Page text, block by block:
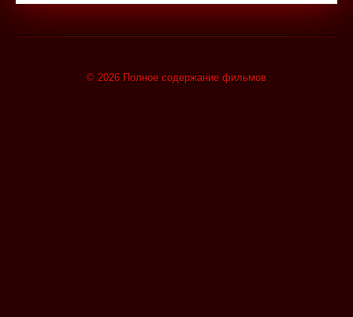
© 2026 Полное содержание фильмов